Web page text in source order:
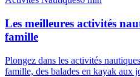
Les meilleures activités
famille
Plongez dans les activités
famille, des balades en kayak aux